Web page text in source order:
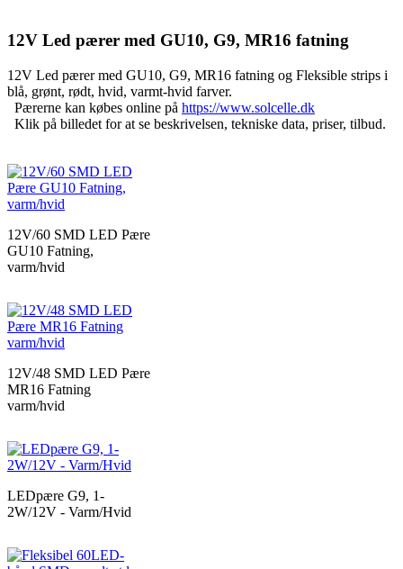
12V Led pærer med GU10, G9, MR16 fatning
12V Led pærer med GU10, G9, MR16 fatning og Fleksible strips i
blå, grønt, rødt, hvid, varmt-hvid farver.
Pærerne kan købes online på https://www.solcelle.dk
Klik på billedet for at se beskrivelsen, tekniske data, priser, tilbud.
12V/60 SMD LED Pære
GU10 Fatning,
varm/hvid
12V/48 SMD LED Pære
MR16 Fatning
varm/hvid
LEDpære G9, 1-
2W/12V - Varm/Hvid